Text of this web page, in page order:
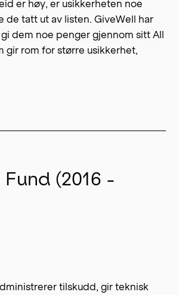
er høy, er usikkerheten noe
de tatt ut av listen. GiveWell har
dem noe penger gjennom sitt All
gir rom for større usikkerhet,
Fund (2016 -
tilskudd, gir teknisk